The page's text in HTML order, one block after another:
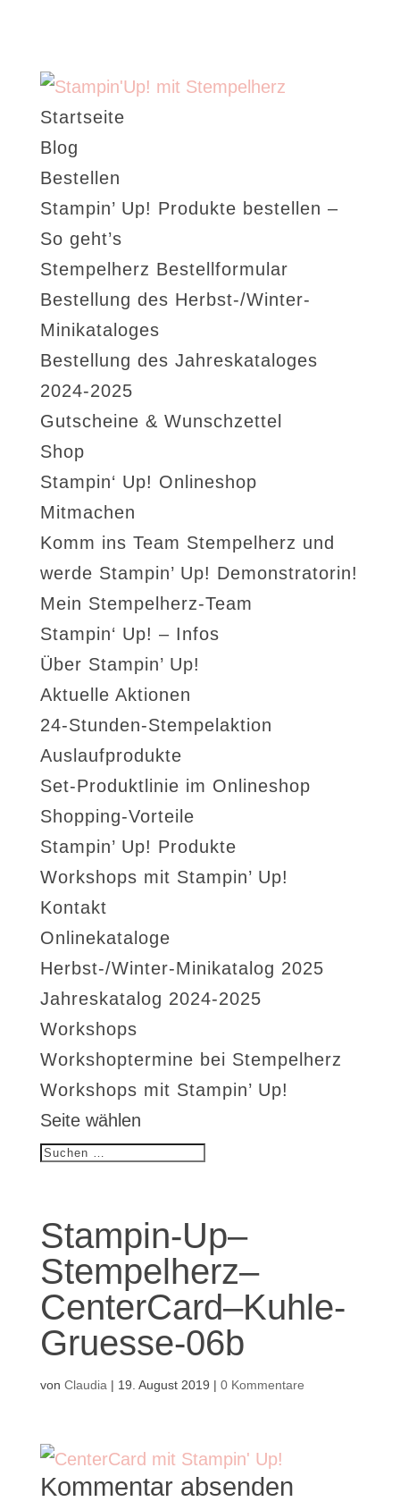
Startseite
Blog
Bestellen
Stampin’ Up! Produkte bestellen –
So geht’s
Stempelherz Bestellformular
Bestellung des Herbst-/Winter-
Minikataloges
Bestellung des Jahreskataloges
2024-2025
Gutscheine & Wunschzettel
Shop
Stampin‘ Up! Onlineshop
Mitmachen
Komm ins Team Stempelherz und
werde Stampin’ Up! Demonstratorin!
Mein Stempelherz-Team
Stampin‘ Up! – Infos
Über Stampin’ Up!
Aktuelle Aktionen
24-Stunden-Stempelaktion
Auslaufprodukte
Set-Produktlinie im Onlineshop
Shopping-Vorteile
Stampin’ Up! Produkte
Workshops mit Stampin’ Up!
Kontakt
Onlinekataloge
Herbst-/Winter-Minikatalog 2025
Jahreskatalog 2024-2025
Workshops
Workshoptermine bei Stempelherz
Workshops mit Stampin’ Up!
Seite wählen
Stampin-Up–
Stempelherz–
CenterCard–Kuhle-
Gruesse-06b
von Claudia | 19. August 2019 | 0 Kommentare
Kommentar absenden